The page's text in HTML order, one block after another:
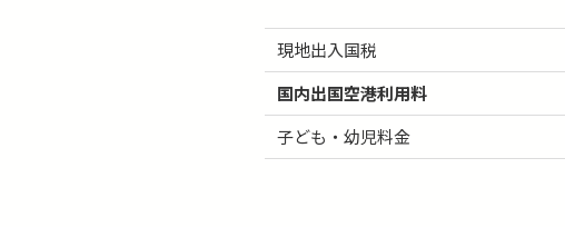
現地出入国税
国内出国空港利用料
子ども・幼児料金